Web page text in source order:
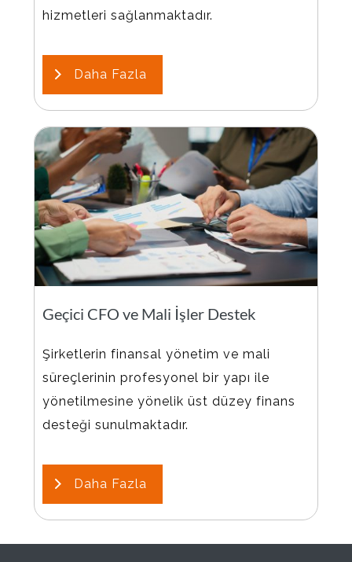
hizmetleri sağlanmaktadır.
Daha Fazla
Geçici CFO ve Mali İşler Destek
Şirketlerin finansal yönetim ve mali
süreçlerinin profesyonel bir yapı ile
yönetilmesine yönelik üst düzey finans
desteği sunulmaktadır.
Daha Fazla